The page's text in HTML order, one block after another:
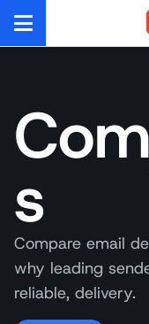
s
Compare email
why leading
reliable, delivery.